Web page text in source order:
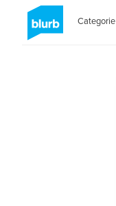
Categorie